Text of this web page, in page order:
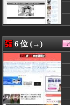
08/06 21:35
08/06 21:35
08/06 21:21
08/06 21:18
08/06 21:15
08/06 21:11
08/06 21:05
08/06 21:05
08/06 21:02
08/06 21:00
6 位 (→)